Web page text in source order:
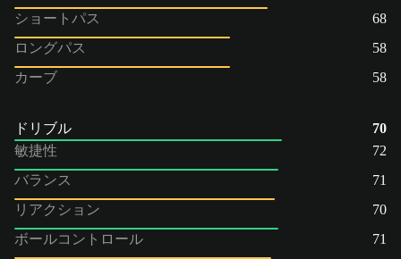
ショートパス
68
ロングパス
58
カーブ
58
ドリブル
70
敏捷性
72
バランス
71
リアクション
70
ボールコントロール
71